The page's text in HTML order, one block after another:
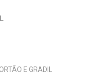
E GRADIL